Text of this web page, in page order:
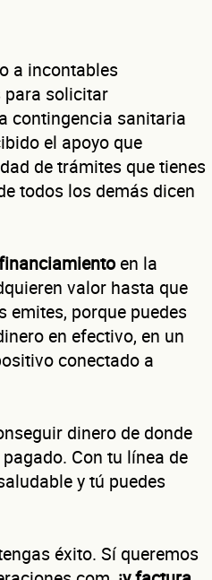
a incontables
para solicitar
contingencia sanitaria
el apoyo que
de trámites que tienes
todos los demás dicen
en la
valor hasta que
emites, porque puedes
en efectivo, en un
conectado a
dinero de donde
Con tu línea de
y tú puedes
éxito. Sí queremos
100% autoservicio Sin costo por
de liquidez empresarial
de 2 minutos, no un trámite
de tu
para tu negocio.
integral.